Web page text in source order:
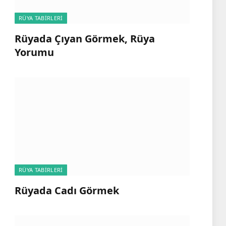
RÜYA TABIRLERI
Rüyada Çıyan Görmek, Rüya
Yorumu
RÜYA TABIRLERI
Rüyada Cadı Görmek